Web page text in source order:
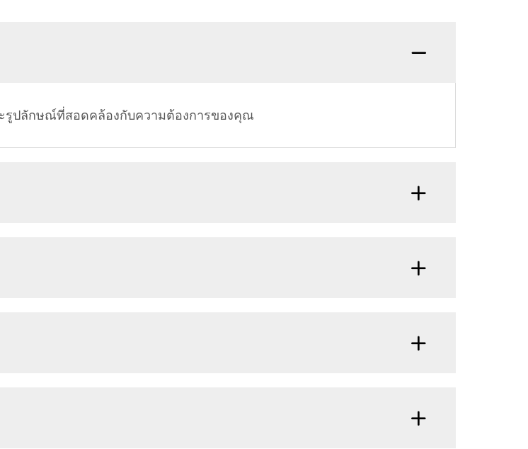
รูปลักษณ์ที่สอดคล้องกับความต้องการของคุณ